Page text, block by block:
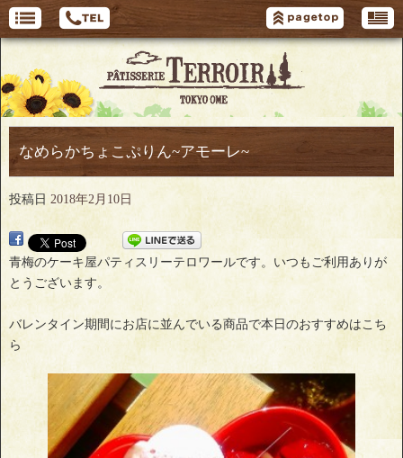
なめらかちょこぷりん~アモーレ~
投稿日 2018年2月10日
青梅のケーキ屋パティスリーテロワールです。いつもご利用ありが
とうございます。
バレンタイン期間にお店に並んでいる商品で本日のおすすめはこち
ら